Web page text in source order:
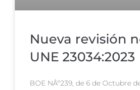
Nueva revisión
UNE 23034:2023
BOE NÂº239, de 6 de Octubre